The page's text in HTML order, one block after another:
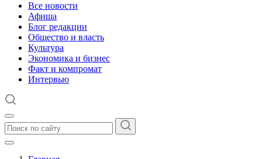
Все новости
Афиша
Блог редакции
Общество и власть
Культура
Экономика и бизнес
Факт и компромат
Интервью